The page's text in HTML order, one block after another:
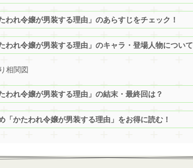
われ令嬢が男装する理由」のあらすじをチェック！
たわれ令嬢が男装する理由」のキャラ・登場人物について
相関図
われ令嬢が男装する理由」の結末・最終回は？
「かたわれ令嬢が男装する理由」をお得に読む！